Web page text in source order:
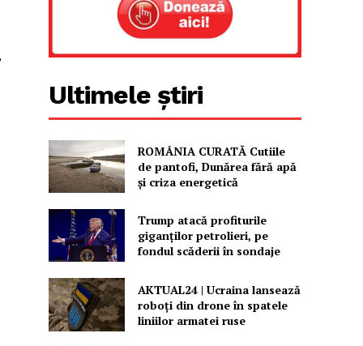
Ultimele știri
ROMÂNIA CURATĂ Cutiile
de pantofi, Dunărea fără apă
și criza energetică
Trump atacă profiturile
giganților petrolieri, pe
fondul scăderii în sondaje
AKTUAL24 | Ucraina lansează
roboți din drone în spatele
liniilor armatei ruse